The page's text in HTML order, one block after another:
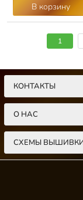
В корзину
1
КОНТАКТЫ
О НАС
СХЕМЫ